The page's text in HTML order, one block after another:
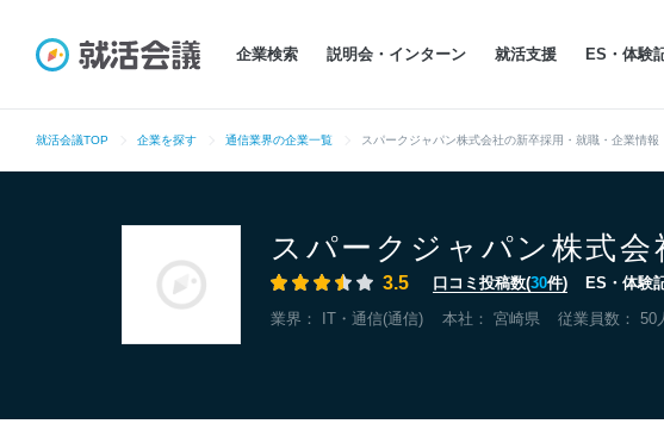
企業検索 説明会・インターン 就活支援 ES・体験
就活会議TOP 企業を探す 通信業界の企業一覧 スパークジャパン株式会社の新卒採用・就職・企業情報
スパークジャパン株式会
3.5 口コミ投稿数(30件) ES・体験
業界： IT・通信(通信) 本社： 宮崎県 従業員数： 50